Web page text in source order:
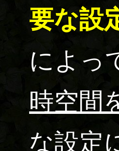
要な設
によっ
時空間
な設定